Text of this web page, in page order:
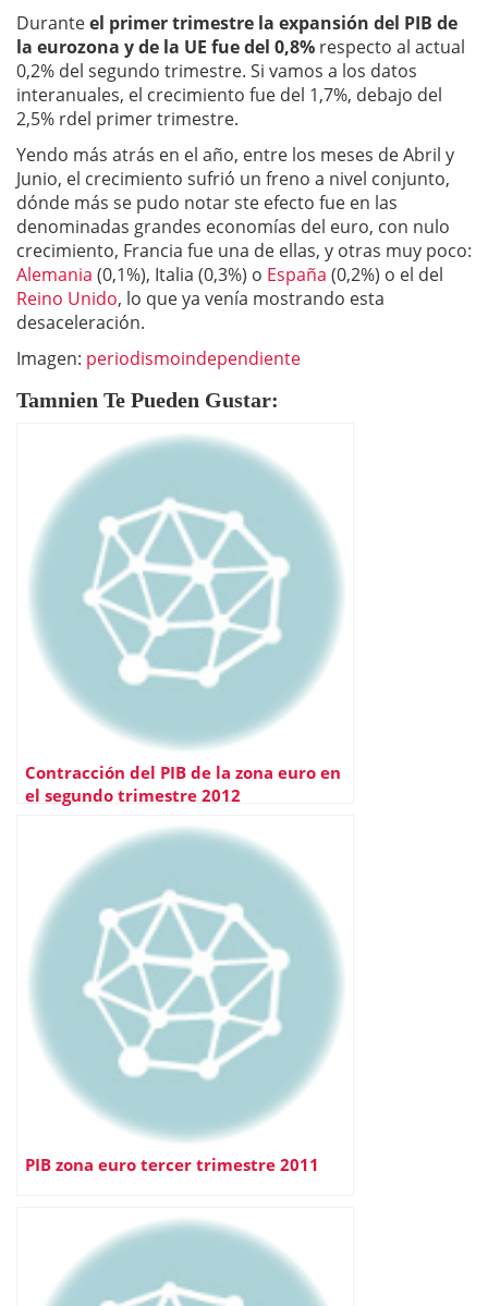
Duranteel primer trimestre la expansión del PIB de
la eurozona y de la UE fue del 0,8% respecto al actual
0,2% del segundo trimestre. Si vamos a los datos
interanuales, el crecimiento fue del 1,7%, debajo del
2,5% rdel primer trimestre.
Yendo más atrás en el año, entre los meses de Abril y
Junio, el crecimiento sufrió un freno a nivel conjunto,
dónde más se pudo notar ste efecto fue en las
denominadas grandes economías del euro, con nulo
crecimiento, Francia fue una de ellas, y otras muy poco:
Alemania (0,1%), Italia (0,3%) o España (0,2%) o el del
Reino Unido, lo que ya venía mostrando esta
desaceleración.
Imagen: periodismoindependiente
Tamnien Te Pueden Gustar:
Contracción del PIB de la zona euro en
el segundo trimestre 2012
PIB zona euro tercer trimestre 2011